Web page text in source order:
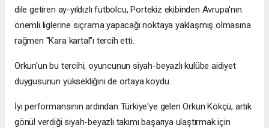
dile getiren ay-yıldızlı futbolcu, Portekiz ekibinden Avrupa'nın
önemli liglerine sıçrama yapacağı noktaya yaklaşmış olmasına
rağmen "Kara kartal"ı tercih etti.
Orkun'un bu tercihi, oyuncunun siyah-beyazlı kulübe aidiyet
duygusunun yüksekliğini de ortaya koydu.
İyi performansının ardından Türkiye'ye gelen Orkun Kökçü, artık
gönül verdiği siyah-beyazlı takımı başarıya ulaştırmak için